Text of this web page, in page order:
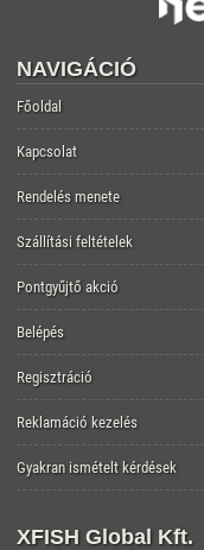
NAVIGÁCIÓ
Főoldal
Kapcsolat
Rendelés menete
Szállítási feltételek
Pontgyűjtő akció
Belépés
Regisztráció
Reklamáció kezelés
Gyakran ismételt kérdések
XFISH Global Kft.